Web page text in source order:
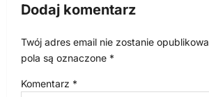
Dodaj komentarz
Twój adres email nie zostanie
pola są oznaczone *
Komentarz *